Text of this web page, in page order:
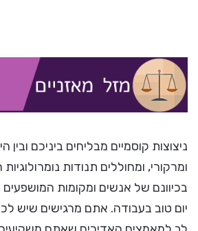
ניצוצות קוסמיים מבליחים ביניכם
ומרקורי, ומחוללים תנודות
יום טוב בעבודה. אתם מרגישים שיש